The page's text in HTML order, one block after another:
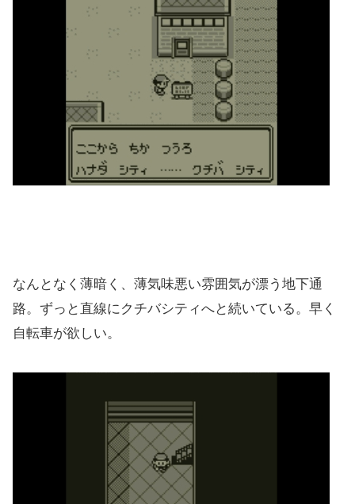
なんとなく薄暗く、薄気味悪い雰囲気が漂う地下通
路。ずっと直線にクチバシティへと続いている。早く
自転車が欲しい。